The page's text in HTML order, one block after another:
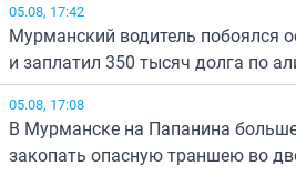
05.08, 17:42
Мурманский водитель побоялся
и заплатил 350 тысяч долга по
05.08, 17:08
В Мурманске на Папанина
закопать опасную траншею во